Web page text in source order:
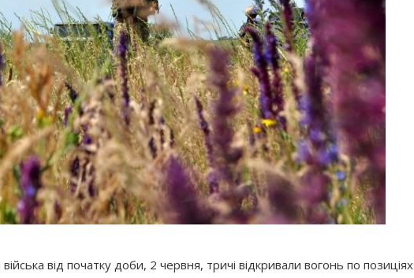
війська від початку доби, 2 червня, тричі відкривали вогонь по позиціях